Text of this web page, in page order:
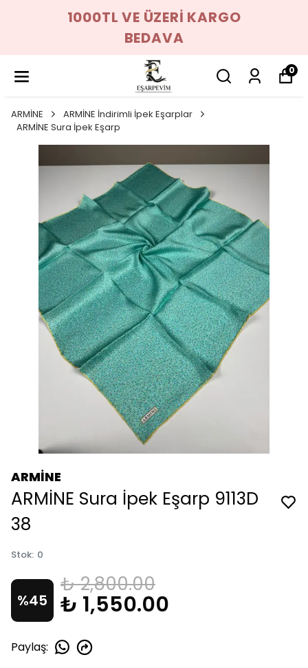
1000TL VE ÜZERİ KARGO
BEDAVA
0
ARMİNE
ARMİNE İndirimli İpek Eşarplar
ARMİNE Sura İpek Eşarp
ARMİNE
ARMİNE Sura İpek Eşarp 9113D
38
Stok: 0
%45
₺ 2,800.00
₺ 1,550.00
Paylaş: